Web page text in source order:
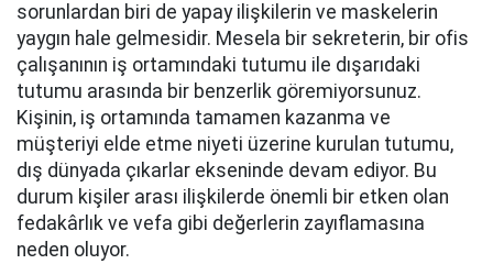
sorunlardan biri de yapay ilişkilerin ve maskelerin
yaygın hale gelmesidir. Mesela bir sekreterin, bir ofis
çalışanının iş ortamındaki tutumu ile dışarıdaki
tutumu arasında bir benzerlik göremiyorsunuz.
Kişinin, iş ortamında tamamen kazanma ve
müşteriyi elde etme niyeti üzerine kurulan tutumu,
dış dünyada çıkarlar ekseninde devam ediyor. Bu
durum kişiler arası ilişkilerde önemli bir etken olan
fedakârlık ve vefa gibi değerlerin zayıflamasına
neden oluyor.